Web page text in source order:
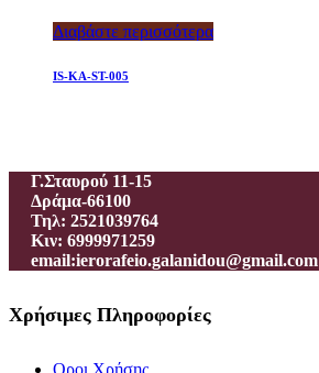
Διαβάστε περισσότερα
IS-KA-ST-005
Γ.Σταυρού 11-15
Δράμα-66100
Τηλ: 2521039764
Κιν: 6999971259
email:ierorafeio.galanidou@gmail.com
Χρήσιμες Πληροφορίες
Οροι Χρήσης